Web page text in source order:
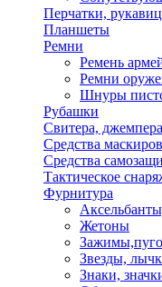
Перчатки,
Планшеты
Ремни
Ремень
Ремни
Шнуры
Рубашки
Свитера,
Средства
Средства
Тактическое
Фурнитура
Жетоны
Звезды,
Знаки,